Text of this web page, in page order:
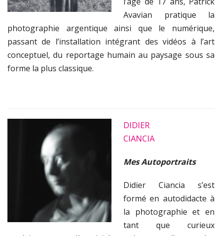
Avavian pratique la
photographie argentique ainsi que le numérique,
passant de l’installation intégrant des vidéos à l’art
conceptuel, du reportage humain au paysage sous sa
forme la plus classique.
DIDIER
CIANCIA
Mes Autoportraits
Didier Ciancia s’est
formé en autodidacte à
la photographie et en
tant que curieux